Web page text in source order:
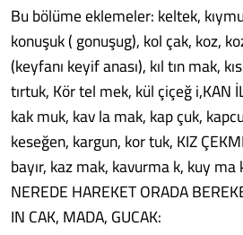
Bu bölüme eklemeler: keltek,
konuşuk ( gonuşug), kol çak, koz,
(keyfanı keyif anası), kıl tın mak,
tırtuk, Kör tel mek, kül çiçeğ i,KAN
kak muk, kav la mak, kap çuk,
keseğen, kargun, kor tuk, KIZ
bayır, kaz mak, kavurma k, kuy ma
NEREDE HAREKET ORADA
IN CAK, MADA, GUCAK: